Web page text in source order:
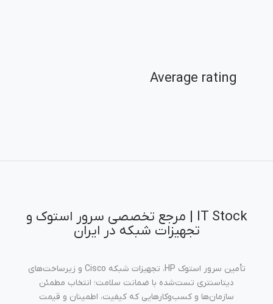
Average rating
IT Stock | مرجع تخصصی سرور استوک و
تجهیزات شبکه در ایران
تأمین سرور استوک HP، تجهیزات شبکه Cisco و زیرساخت‌های
دیتاسنتری تست‌شده با ضمانت سلامت؛ انتخاب مطمئن
سازمان‌ها و کسب‌وکارهایی که کیفیت، اطمینان و قیمت